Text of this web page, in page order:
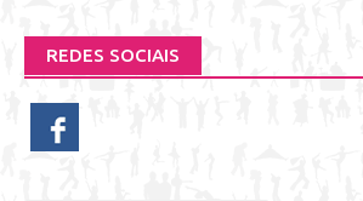
REDES SOCIAIS